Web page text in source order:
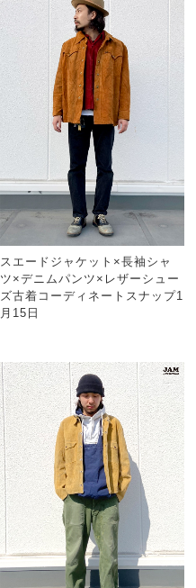
スエードジャケット×長袖シャ
ツ×デニムパンツ×レザーシュー
ズ古着コーディネートスナップ1
月15日